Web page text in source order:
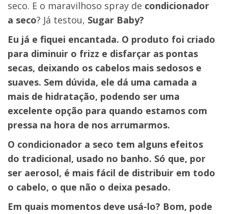
seco. E o maravilhoso spray de condicionador
a seco? Já testou, Sugar Baby?
Eu já e fiquei encantada. O produto foi criado
para diminuir o frizz e disfarçar as pontas
secas, deixando os cabelos mais sedosos e
suaves. Sem dúvida, ele dá uma camada a
mais de hidratação, podendo ser uma
excelente opção para quando estamos com
pressa na hora de nos arrumarmos.
O condicionador a seco tem alguns efeitos
do tradicional, usado no banho. Só que, por
ser aerosol, é mais fácil de distribuir em todo
o cabelo, o que não o deixa pesado.
Em quais momentos deve usá-lo? Bom, pode